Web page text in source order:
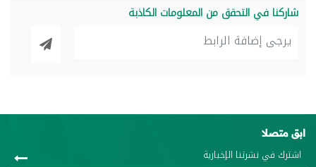
شاركنا في التحقق من المعلومات الكاذبة
ابق متصلا